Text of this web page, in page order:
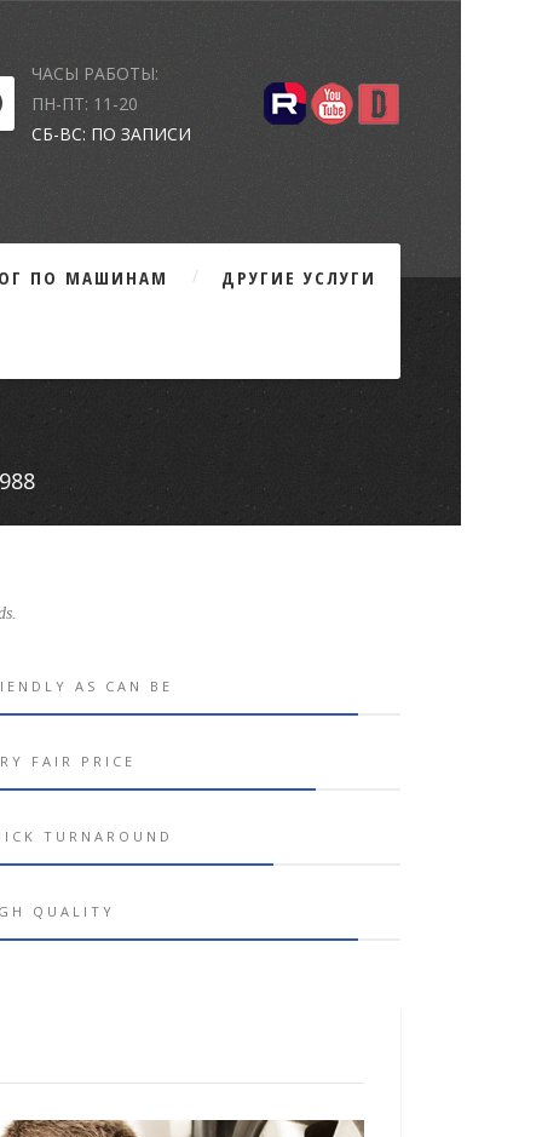
ЧАСЫ РАБОТЫ:
ПН-ПТ: 11-20
СБ-ВС: ПО ЗАПИСИ
ПО МАШИНАМ ДРУГИЕ УСЛУГИ
AS CAN BE
FAIR PRICE
TURNAROUND
QUALITY